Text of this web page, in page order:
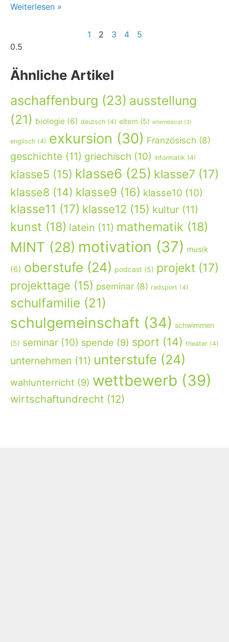
Weiterlesen »
1 2 3 4 5
Ähnliche Artikel
aschaffenburg (23) ausstellung
(21) biologie (6) deutsch (4) eltern (5) elternbeirat (3)
englisch (4) exkursion (30) Französisch (8)
geschichte (11) griechisch (10) informatik (4)
klasse5 (15) klasse6 (25) klasse7 (17)
klasse8 (14) klasse9 (16) klasse10 (10)
klasse11 (17) klasse12 (15) kultur (11)
kunst (18) latein (11) mathematik (18)
MINT (28) motivation (37) musik
(6) oberstufe (24) podcast (5) projekt (17)
projekttage (15) pseminar (8) radsport (4)
schulfamilie (21)
schulgemeinschaft (34) schwimmen
(5) seminar (10) spende (9) sport (14) theater (4)
unternehmen (11) unterstufe (24)
wahlunterricht (9) wettbewerb (39)
wirtschaftundrecht (12)